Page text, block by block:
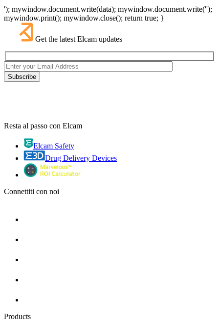
'); mywindow.document.write(data); mywindow.document.write('');
mywindow.print(); mywindow.close(); return true; }
Get the latest Elcam updates
Resta al passo con Elcam
Elcam Safety
Drug Delivery Devices
Connettiti con noi
Products